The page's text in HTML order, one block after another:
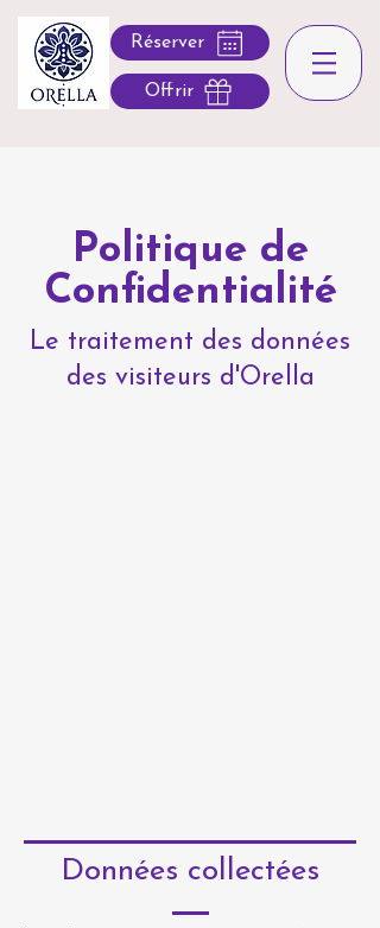
Réserver
Offrir
Politique de
Confidentialité
Le traitement des données
des visiteurs d'Orella
Données collectées